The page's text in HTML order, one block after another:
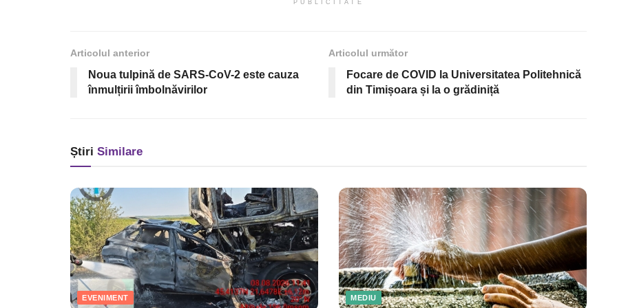
PUBLICITATE
Articolul anterior
Noua tulpină de SARS-CoV-2 este cauza
înmulțirii îmbolnăvirilor
Articolul următor
Focare de COVID la Universitatea Politehnică
din Timișoara și la o grădiniță
Știri Similare
EVENIMENT MEDIU